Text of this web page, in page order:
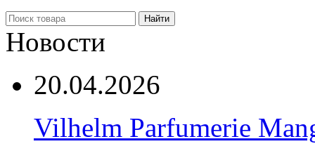
Найти
Новости
20.04.2026
Vilhelm Parfumerie